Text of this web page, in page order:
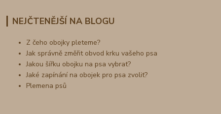
NEJČTENĚJŠÍ NA BLOGU
Z čeho obojky pleteme?
Jak správně změřit obvod krku vašeho psa
Jakou šířku obojku na psa vybrat?
Jaké zapínání na obojek pro psa zvolit?
Plemena psů